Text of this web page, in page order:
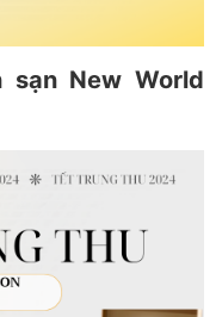
sạn New World